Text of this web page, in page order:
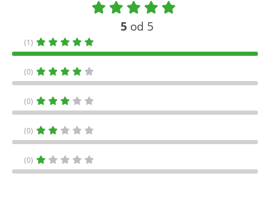
5 od 5
(1)
(0)
(0)
(0)
(0)